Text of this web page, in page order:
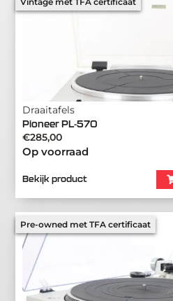
Draaitafels
Pioneer PL-570
€285,00
Op voorraad
Bekijk product
Pre-owned met TFA certificaat